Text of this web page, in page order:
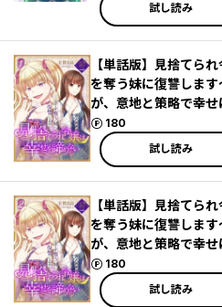
試し読み
【単話版】見捨てら
を奪う妹に復讐しま
が、意地と策略で幸
180
ポイント
試し読み
【単話版】見捨てら
を奪う妹に復讐しま
が、意地と策略で幸
180
ポイント
試し読み